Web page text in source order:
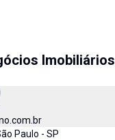
Imobiliários
Paulo - SP